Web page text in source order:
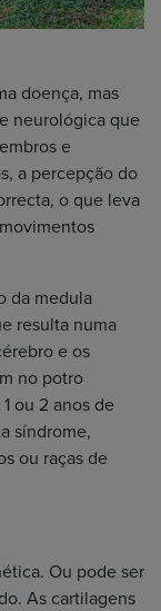
doença, mas
neurológica que
e
a percepção do
o que leva
da medula
resulta numa
e os
no potro
ou 2 anos de
síndrome,
ou raças de
Ou pode ser
As cartilagens